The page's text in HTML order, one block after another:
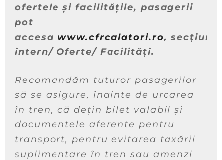
ofertele și facilitățile, pasagerii
pot
accesa www.cfrcalatori.ro,
intern/ Oferte/ Facilități.
Recomandăm tuturor pasagerilor
să se asigure, înainte de urcarea
în tren, că dețin bilet valabil și
documentele aferente pentru
transport, pentru evitarea taxării
suplimentare în tren sau amenzi